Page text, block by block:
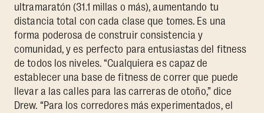
ultramaratón (31.1 millas o más), aumentando tu
distancia total con cada clase que tomes. Es una
forma poderosa de construir consistencia y
comunidad, y es perfecto para entusiastas del fitness
de todos los niveles. “Cualquiera es capaz de
establecer una base de fitness de correr que puede
llevar a las calles para las carreras de otoño,” dice
Drew. “Para los corredores más experimentados, el